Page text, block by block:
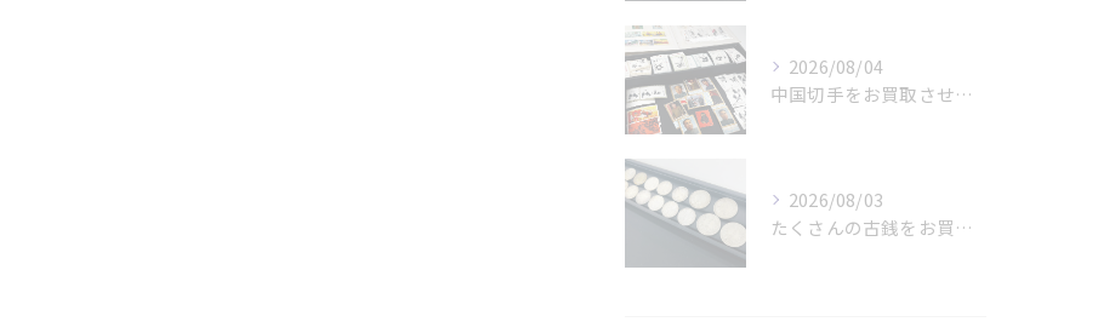
2026/08/04
中国切手をお買取させていただきました📮✨
2026/08/03
たくさんの古銭をお買取りさせていただきました✨